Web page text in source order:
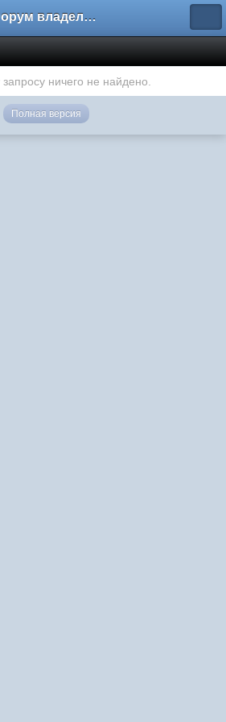
Форум владельцев интернет-магазинов
ничего не найдено.
Полная версия